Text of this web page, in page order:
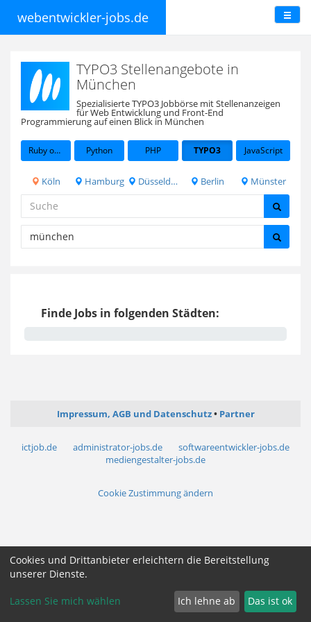
webentwickler-jobs.de
TYPO3 Stellenangebote in
München
Spezialisierte TYPO3 Jobbörse mit Stellenanzeigen
für Web Entwicklung und Front-End
Programmierung auf einen Blick in München
Ruby on Rails Python PHP TYPO3 JavaScript
Köln Hamburg Düsseldorf Berlin Münster
Finde Jobs in folgenden Städten:
Impressum, AGB und Datenschutz Partner
ictjob.de administrator-jobs.de
softwareentwickler-jobs.de
mediengestalter-jobs.de
Cookie Zustimmung ändern
Cookies und Drittanbieter erleichtern die Bereitstellung
unserer Dienste.
Lassen Sie mich wählen Ich lehne ab Das ist ok